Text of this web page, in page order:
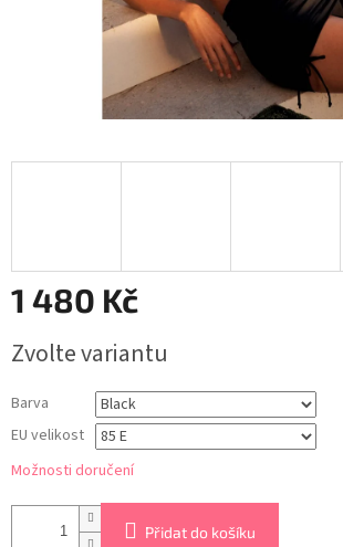
1 480 Kč
cena:
Zvolte variantu
Barva
EU velikost
Možnosti doručení
Přidat do košíku